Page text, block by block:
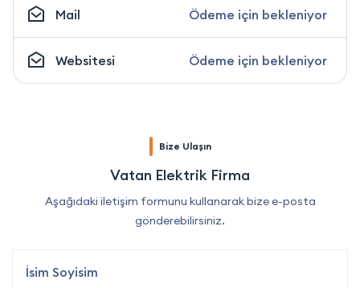
Mail Ödeme için bekleniyor
Websitesi Ödeme için bekleniyor
Bize Ulaşın
Vatan Elektrik Firma
Aşağıdaki iletişim formunu kullanarak bize e-posta
gönderebilirsiniz.